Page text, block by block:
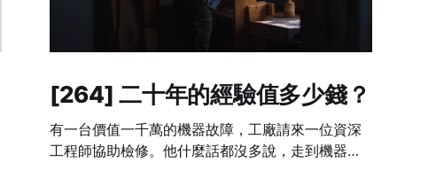
[264] 二十年的經驗值多少錢？
有一台價值一千萬的機器故障，工廠請來一位資深
工程師協助檢修。他什麼話都沒多說，走到機器旁